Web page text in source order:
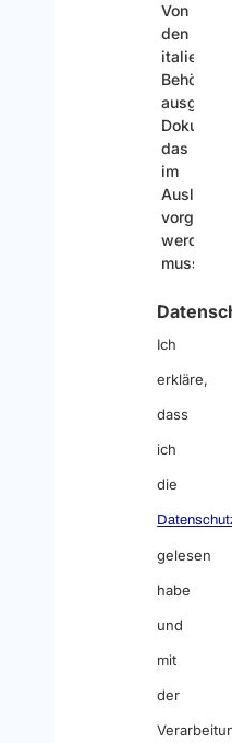
Von
den
Behörden
das
im
Ausland
vorgelegt
werden
muss
Ich
erkläre,
dass
ich
die
gelesen
habe
und
mit
der